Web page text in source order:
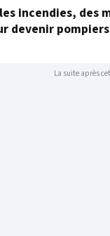
incendies, des
devenir
La suite après